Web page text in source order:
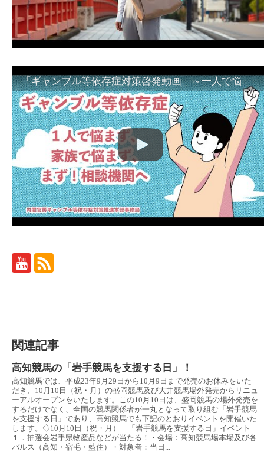
「ギャンブル等依存症対策啓発動画 ～一人で悩まず、家族で悩まず、まず！相談機関へ～」
関連記事
高知競馬の「岩手競馬を支援する日」！
高知競馬では、平成23年9月29日から10月9日まで発売のお休みをいた
だき、10月10日（祝・月）の盛岡競馬及び大井競馬場外発売からリニュ
ーアルオープンをいたします。この10月10日は、盛岡競馬の場外発売を
するだけでなく、全国の競馬関係者が一丸となって取り組む「岩手競馬
を支援する日」であり、高知競馬でも下記のとおりイベントを開催いた
します。◇10月10日（祝・月） 「岩手競馬を支援する日」イベント
１．抽選会岩手県物産品などが当たる！・会場：高知競馬場本場及び各
パルス（高知・宿毛・藍住）・対象者：当日...